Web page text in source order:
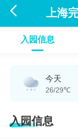
 上海
入园信息
今天
26/29℃
入园信息